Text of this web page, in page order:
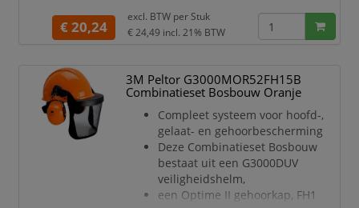
kunststof zweetband voor meer
comfort en
Helm is voorzien van een 4-punts
textielen binnenwerk
Het binnenwerk is voorzien van
een draaiknopinstelling
De Uvicator sensorschijf vertelt u
wanneer de helm vervangen
moet
worden
De zacht
€ 20,24
excl. BTW per Stuk
€ 24,49 incl. 21% BTW
3M Peltor G3000MOR52FH15B
Combinatieset Bosbouw Oranje
Compleet systeem voor hoofd-,
gelaat- en gehoorbescherming
Deze Combinatieset Bosbouw
bestaat uit een G3000DUV
veiligheidshelm,
een Optime II gehoorkap, FH1